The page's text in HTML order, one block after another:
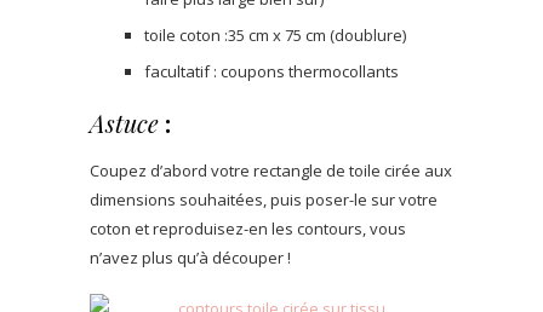
toile coton :35 cm x 75 cm (doublure)
facultatif : coupons thermocollants
Astuce :
Coupez d’abord votre rectangle de toile cirée aux
dimensions souhaitées, puis poser-le sur votre
coton et reproduisez-en les contours, vous
n’avez plus qu’à découper !